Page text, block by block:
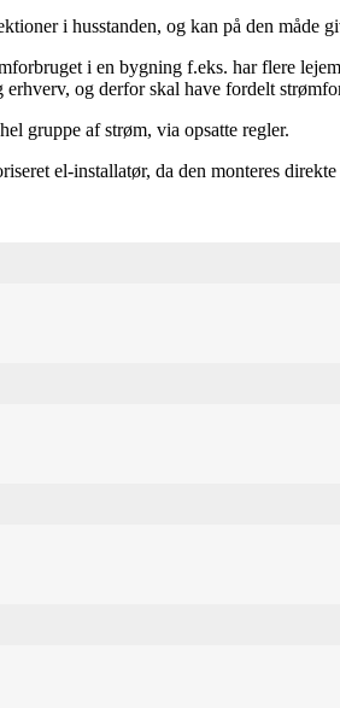
i husstanden, og kan på den
i en bygning f.eks. har flere
og derfor skal have fordelt
gruppe af strøm, via opsatte regler.
el-installatør, da den monteres direkte